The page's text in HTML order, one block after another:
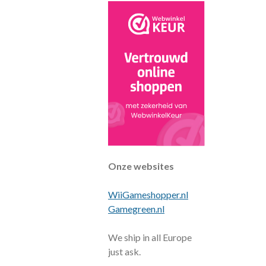
Onze websites
WiiGameshopper.nl
Gamegreen.nl
We ship in all Europe
just ask.